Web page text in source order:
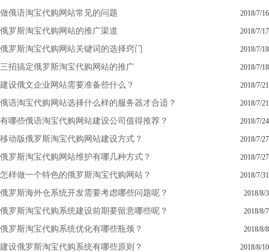
做俄语淘宝代购网站常见的问题 2018/7/16
俄罗斯淘宝代购网站的推广渠道 2018/7/17
俄罗斯淘宝代购网站关键词的选择窍门 2018/7/18
三招搞定俄罗斯淘宝代购网站的推广 2018/7/18
建设俄文企业网站需要准备些什么？ 2018/7/21
俄语淘宝代购网站选择什么样的服务器才合适？ 2018/7/21
有哪些俄语淘宝代购网站建设公司值得推荐？ 2018/7/24
移动版俄罗斯淘宝代购网站建设方式？ 2018/7/27
俄罗斯淘宝代购网站维护有哪几种方式？ 2018/7/27
怎样做一个特色的俄罗斯淘宝代购网站？ 2018/7/31
俄罗斯海外仓系统开发需要考虑哪些问题呢？ 2018/8/3
俄罗斯淘宝代购系统建设前期要留意哪些呢？ 2018/8/7
俄罗斯淘宝代购系统优化有哪些瓶颈？ 2018/8/8
建设俄罗斯淘宝代购系统有哪些原则？ 2018/8/10